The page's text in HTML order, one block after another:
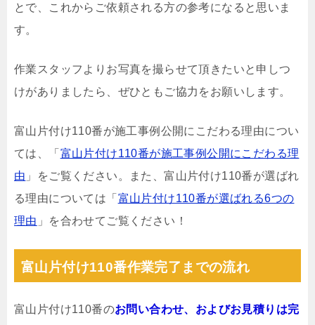
とで、これからご依頼される方の参考になると思いま
す。
作業スタッフよりお写真を撮らせて頂きたいと申しつ
けがありましたら、ぜひともご協力をお願いします。
富山片付け110番が施工事例公開にこだわる理由につい
ては、「 富山片付け110番が施工事例公開にこだわる理
由 」をご覧ください。また、富山片付け110番が選ばれ
る理由については「 富山片付け110番が選ばれる6つの
理由 」を合わせてご覧ください！
富山片付け110番作業完了までの流れ
富山片付け110番のお問い合わせ、およびお見積りは完